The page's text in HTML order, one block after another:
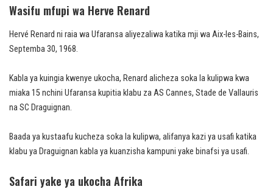
Wasifu mfupi wa Herve Renard
Hervé Renard ni raia wa Ufaransa aliyezaliwa katika mji wa Aix-les-Bains,
Septemba 30, 1968.
Kabla ya kuingia kwenye ukocha, Renard alicheza soka la kulipwa kwa
miaka 15 nchini Ufaransa kupitia klabu za AS Cannes, Stade de Vallauris
na SC Draguignan.
Baada ya kustaafu kucheza soka la kulipwa, alifanya kazi ya usafi katika
klabu ya Draguignan kabla ya kuanzisha kampuni yake binafsi ya usafi.
Safari yake ya ukocha Afrika